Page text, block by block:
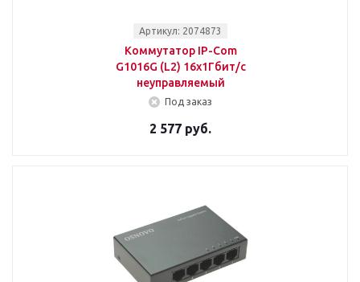
Артикул: 2074873
Коммутатор IP-Com
G1016G (L2) 16x1Гбит/с
неуправляемый
Под заказ
2 577 руб.